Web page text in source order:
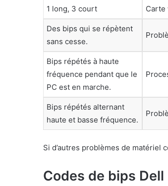
1 long, 3 court Carte
Des bips qui se répètent
sans cesse.
Bips répétés à haute
fréquence pendant que le
PC est en marche.
Bips répétés alternant
haute et basse fréquence.
Si d’autres problèmes de matériel
Codes de bips Dell